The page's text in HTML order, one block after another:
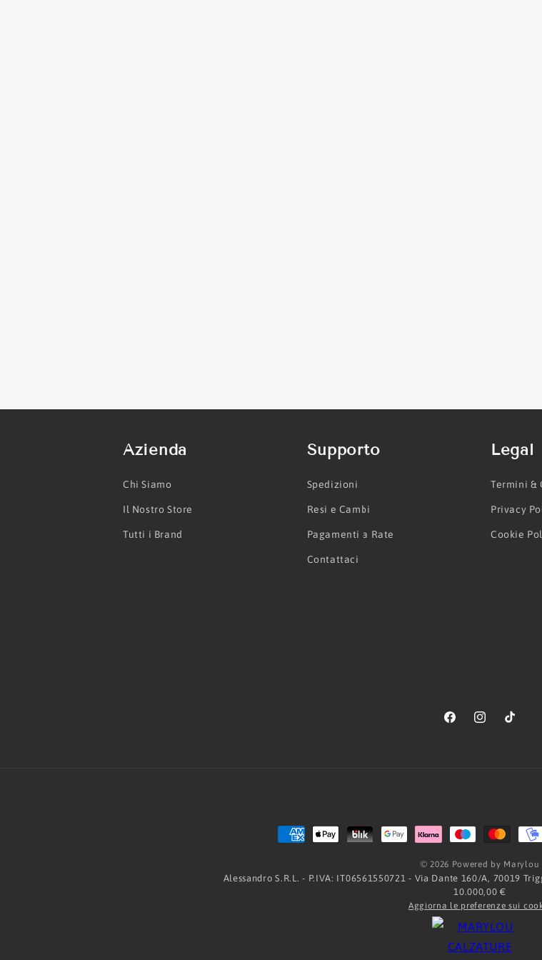
Azienda
Chi Siamo
Il Nostro Store
Tutti i Brand
Supporto
Spedizioni
Resi e Cambi
Pagamenti a Rate
Contattaci
Legal
Termini &
Privacy
Cookie
FacebookInstagramTikTok
Metodi
pagamento
© 2026 Powered by Marylou
Alessandro S.R.L. - P.IVA: IT06561550721 - Via Dante 160/A, 70019
10.000,00 €
Aggiorna le preferenze sui